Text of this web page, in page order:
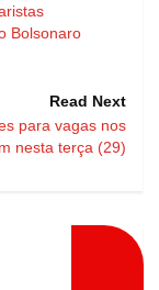
Bolsonaro
Read Next
para vagas nos
nesta terça (29)